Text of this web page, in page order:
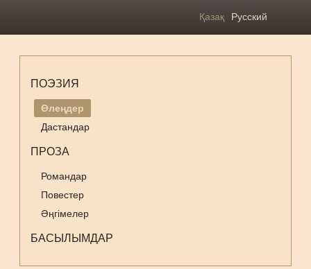
Қазақ Русский
ПОЭЗИЯ
Өлеңдер
Дастандар
ПРОЗА
Романдар
Повестер
Әңгімелер
БАСЫЛЫМДАР